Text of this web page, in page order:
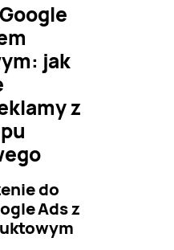
jak
z
do
Ads z